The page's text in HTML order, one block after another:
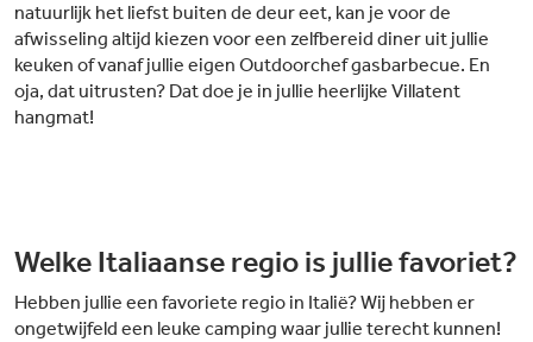
natuurlijk het liefst buiten de deur eet, kan je voor de
afwisseling altijd kiezen voor een zelfbereid diner uit jullie
keuken of vanaf jullie eigen Outdoorchef gasbarbecue. En
oja, dat uitrusten? Dat doe je in jullie heerlijke Villatent
hangmat!
Welke Italiaanse regio is jullie favoriet?
Hebben jullie een favoriete regio in Italië? Wij hebben er
ongetwijfeld een leuke camping waar jullie terecht kunnen!